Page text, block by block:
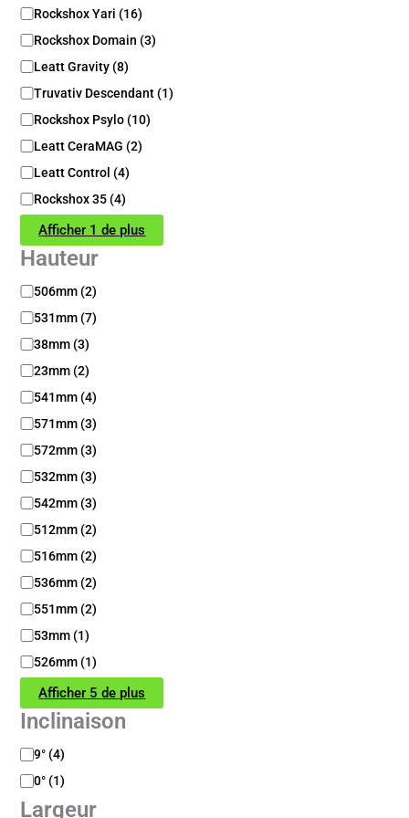
Rockshox Yari (16)
Rockshox Domain (3)
Leatt Gravity (8)
Truvativ Descendant (1)
Rockshox Psylo (10)
Leatt CeraMAG (2)
Leatt Control (4)
Rockshox 35 (4)
Afficher 1 de plus
Hauteur
H
u
t
e
u
r
506mm (2)
531mm (7)
38mm (3)
23mm (2)
541mm (4)
571mm (3)
572mm (3)
532mm (3)
542mm (3)
512mm (2)
516mm (2)
536mm (2)
551mm (2)
53mm (1)
526mm (1)
Afficher 5 de plus
Inclinaison
I
c
l
9° (4)
0° (1)
Largeur